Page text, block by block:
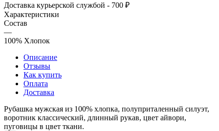
Доставка курьерской службой - 700 ₽
Характеристики
Состав
—
100% Хлопок
Описание
Отзывы
Как купить
Оплата
Доставка
Рубашка мужская из 100% хлопка, полуприталенный силуэт,
воротник классический, длинный рукав, цвет айвори,
пуговицы в цвет ткани.